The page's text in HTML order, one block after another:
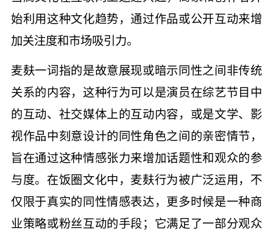
始利用这种文化趋势，通过作品或公开互动来增
加关注度和市场吸引力。
麦麸一词指的是故意展现或暗示同性之间非传统
关系的内容，这种行为可以是演员在综艺节目中
的互动、社交媒体上的互动内容，或是文学、影
视作品中刻意设计的同性角色之间的亲密情节，
旨在通过这种情感张力来增加话题性和观众的参
与度。在饭圈文化中，麦麸行为被广泛运用，不
仅限于真实的同性情感表达，更多时候是一种商
业策略或粉丝互动的手段；它满足了一部分观众